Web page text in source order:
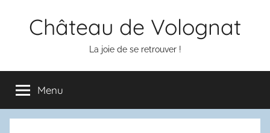
Château de Volognat
La joie de se retrouver !
Menu